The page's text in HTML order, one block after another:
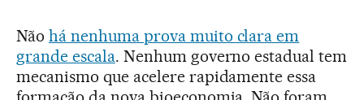
Não há nenhuma prova muito clara em
grande escala. Nenhum governo estadual tem
mecanismo que acelere rapidamente essa